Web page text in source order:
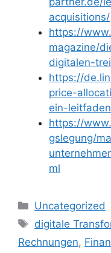
acquisitions/
https://
magazine/
digitalen-
https://
price-
ein-
https://
gslegung/
ml
Kategorien
Uncategorized
Schlagwörter
digitale
Rechnungen,